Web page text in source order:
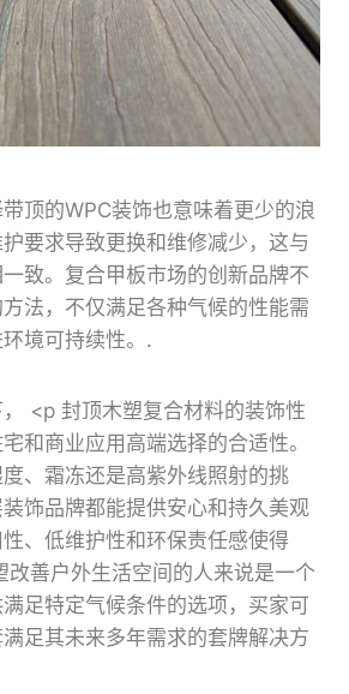
顶的WPC装饰也意味着更少的浪
要求导致更换和维修减少，这与
致。复合甲板市场的创新品牌不
法，不仅满足各种气候的性能需
境可持续性。.
<p 封顶木塑复合材料的装饰性
和商业应用高端选择的合适性。
、霜冻还是高紫外线照射的挑
饰品牌都能提供安心和持久美观
、低维护性和环保责任感使得
改善户外生活空间的人来说是一个
足特定气候条件的选项，买家可
足其未来多年需求的套牌解决方